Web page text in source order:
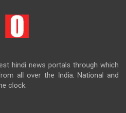
hindi news portals through which
all over the India. National and
clock.